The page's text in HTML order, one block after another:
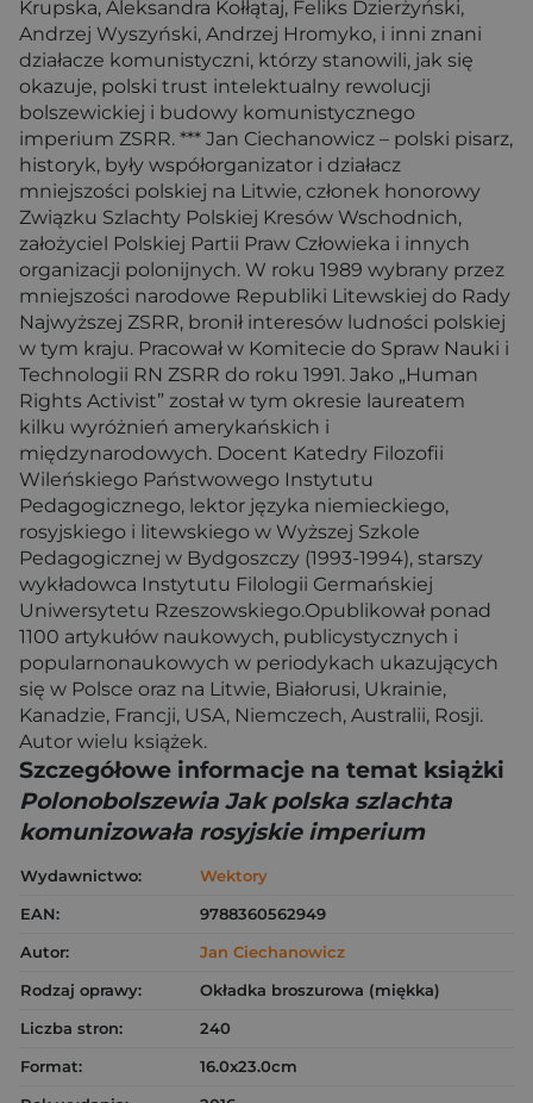
Krupska, Aleksandra Kołłątaj, Feliks Dzierżyński,
Andrzej Wyszyński, Andrzej Hromyko, i inni znani
działacze komunistyczni, którzy stanowili, jak się
okazuje, polski trust intelektualny rewolucji
bolszewickiej i budowy komunistycznego
imperium ZSRR. *** Jan Ciechanowicz – polski pisarz,
historyk, były współorganizator i działacz
mniejszości polskiej na Litwie, członek honorowy
Związku Szlachty Polskiej Kresów Wschodnich,
założyciel Polskiej Partii Praw Człowieka i innych
organizacji polonijnych. W roku 1989 wybrany przez
mniejszości narodowe Republiki Litewskiej do Rady
Najwyższej ZSRR, bronił interesów ludności polskiej
w tym kraju. Pracował w Komitecie do Spraw Nauki i
Technologii RN ZSRR do roku 1991. Jako „Human
Rights Activist” został w tym okresie laureatem
kilku wyróżnień amerykańskich i
międzynarodowych. Docent Katedry Filozofii
Wileńskiego Państwowego Instytutu
Pedagogicznego, lektor języka niemieckiego,
rosyjskiego i litewskiego w Wyższej Szkole
Pedagogicznej w Bydgoszczy (1993-1994), starszy
wykładowca Instytutu Filologii Germańskiej
Uniwersytetu Rzeszowskiego.Opublikował ponad
1100 artykułów naukowych, publicystycznych i
popularnonaukowych w periodykach ukazujących
się w Polsce oraz na Litwie, Białorusi, Ukrainie,
Kanadzie, Francji, USA, Niemczech, Australii, Rosji.
Autor wielu książek.
Szczegółowe informacje na temat książki
Polonobolszewia Jak polska szlachta
komunizowała rosyjskie imperium
Wydawnictwo:
Wektory
EAN:
9788360562949
Autor:
Jan Ciechanowicz
Rodzaj oprawy:
Okładka broszurowa (miękka)
Liczba stron:
240
Format:
16.0x23.0cm